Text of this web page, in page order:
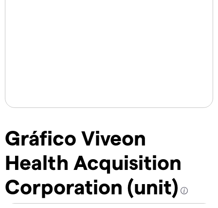
Gráfico Viveon
Health Acquisition
Corporation (unit)